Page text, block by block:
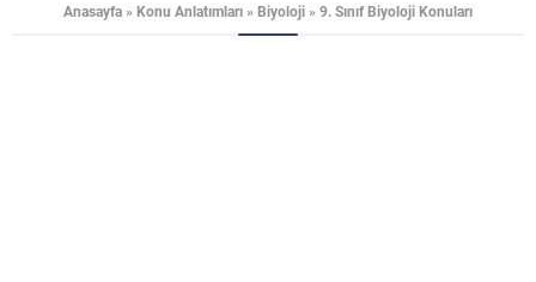
Anasayfa » Konu Anlatımları » Biyoloji » 9. Sınıf Biyoloji Konuları